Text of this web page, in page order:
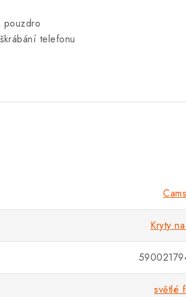
pouzdro
telefonu
Kryty
světlé